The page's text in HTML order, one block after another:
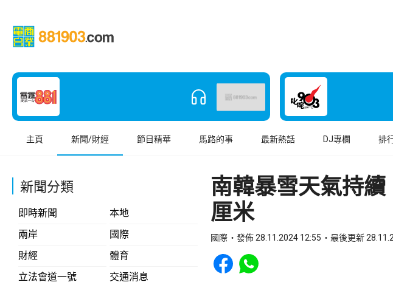
主頁 新聞/財經 節目精華 馬路的事 最新熱話 DJ專欄 排
新聞分類
即時新聞
本地
兩岸
國際
財經
體育
立法會道一號
交通消息
南韓暴雪天氣持
厘米
國際 發佈 28.11.2024 12:55 最後更新
Share to Facebook
Share to WhatsApp